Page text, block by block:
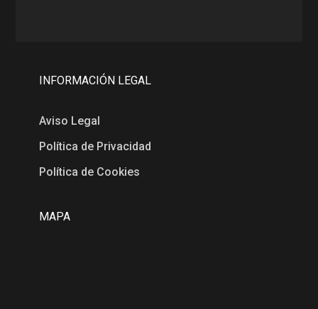
INFORMACIÓN LEGAL
Aviso Legal
Política de Privacidad
Política de Cookies
MAPA